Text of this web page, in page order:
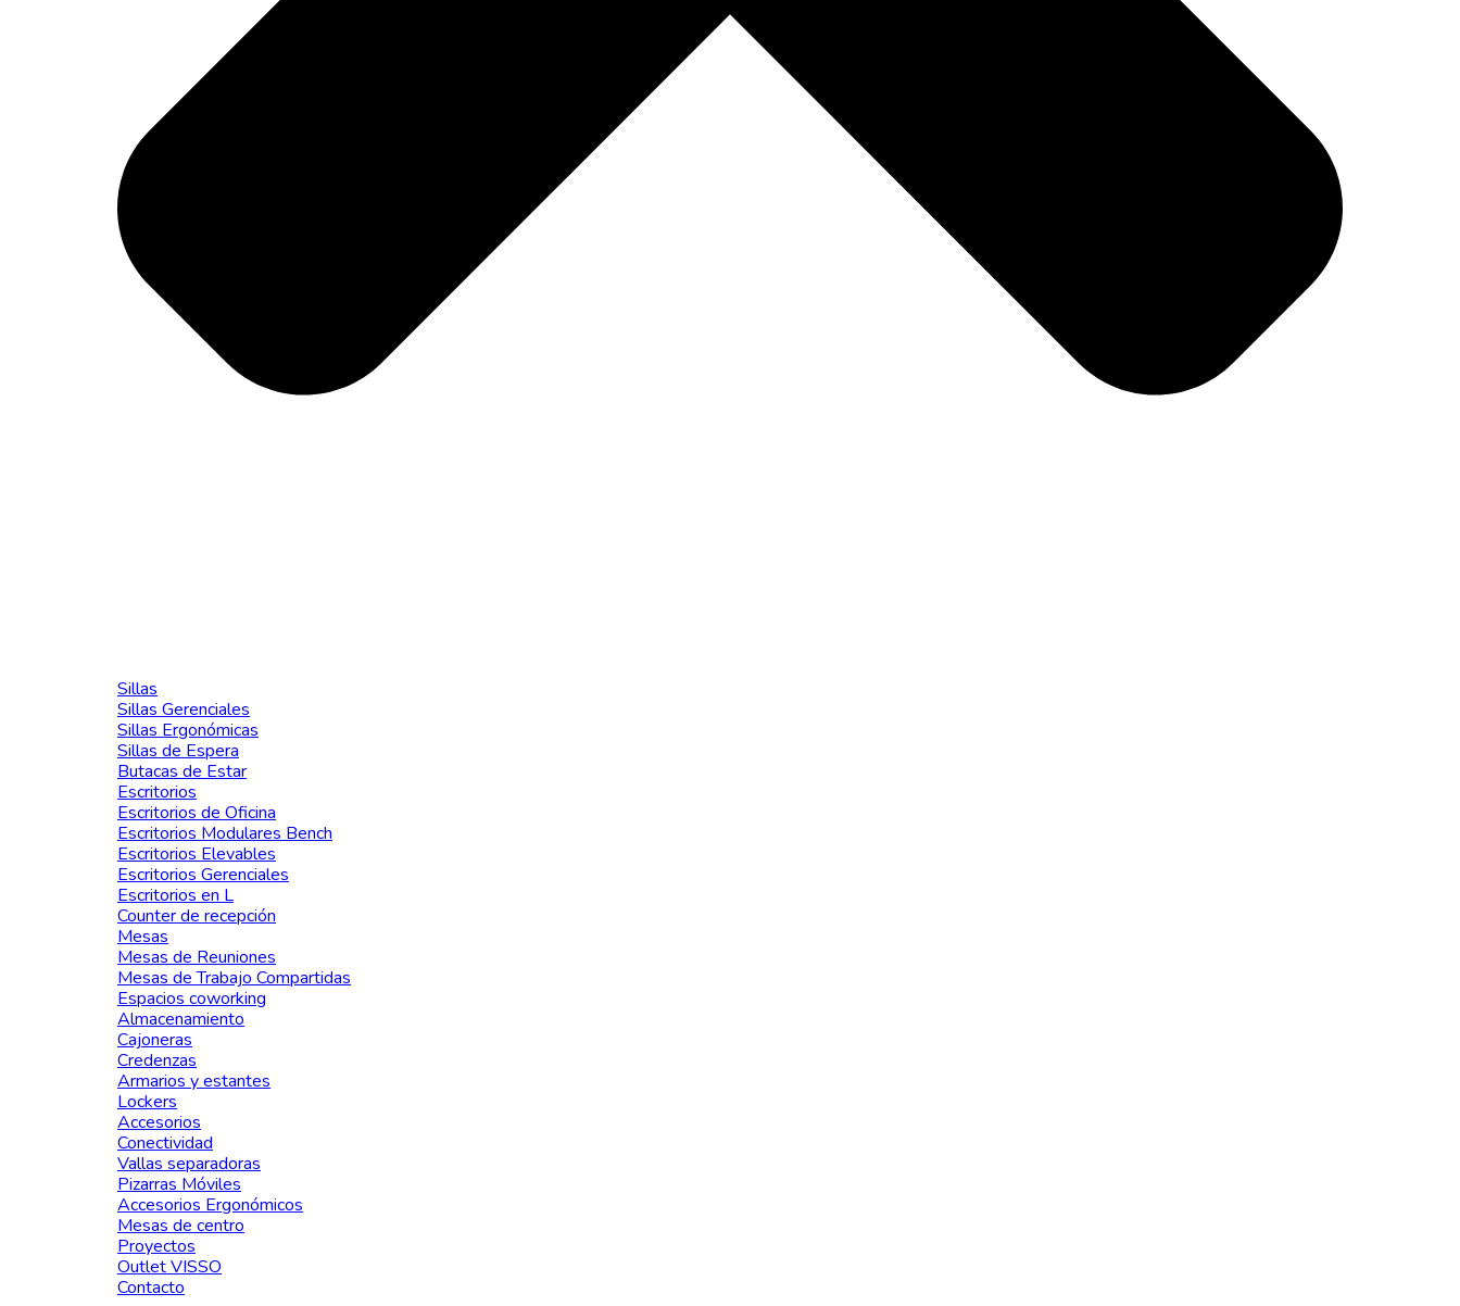
Sillas
Sillas Gerenciales
Sillas Ergonómicas
Sillas de Espera
Butacas de Estar
Escritorios
Escritorios de Oficina
Escritorios Modulares Bench
Escritorios Elevables
Escritorios Gerenciales
Escritorios en L
Counter de recepción
Mesas
Mesas de Reuniones
Mesas de Trabajo Compartidas
Espacios coworking
Almacenamiento
Cajoneras
Credenzas
Armarios y estantes
Lockers
Accesorios
Conectividad
Vallas separadoras
Pizarras Móviles
Accesorios Ergonómicos
Mesas de centro
Proyectos
Outlet VISSO
Contacto